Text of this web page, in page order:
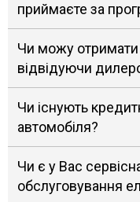
приймаєте за
Чи можу отримати
відвідуючи
Чи існують
автомобіля?
Чи є у Вас
обслуговування